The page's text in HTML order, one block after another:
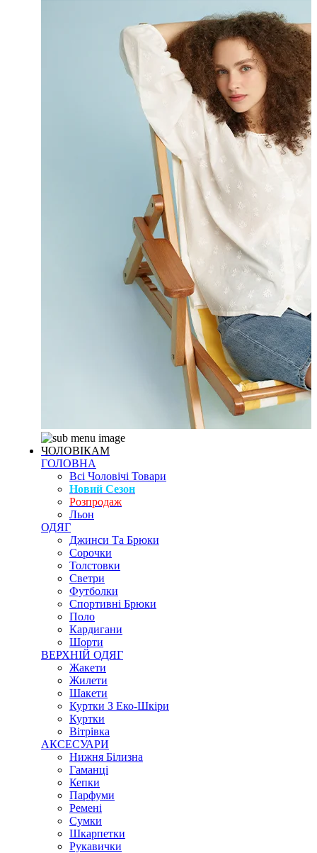
ЧОЛОВІКАМ
ГОЛОВНА
Всі Чоловічі Товари
Новий Сезон
Розпродаж
Льон
ОДЯГ
Джинси Та Брюки
Сорочки
Толстовки
Светри
Футболки
Спортивні Брюки
Поло
Кардигани
Шорти
ВЕРХНІЙ ОДЯГ
Жакети
Жилети
Шакети
Куртки З Еко-Шкіри
Куртки
Вітрівка
АКСЕСУАРИ
Нижня Білизна
Гаманці
Кепки
Парфуми
Ремені
Сумки
Шкарпетки
Рукавички